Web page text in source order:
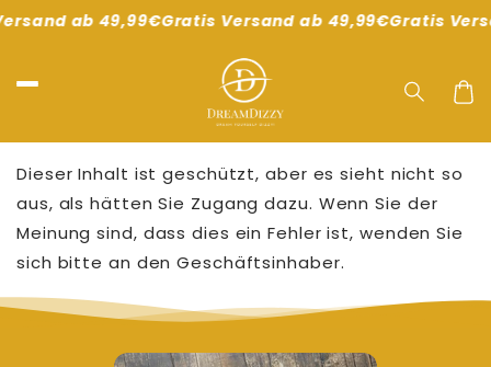
zumab 49,99€Gratis Versand ab 49,99€Gratis
Dieser Inhalt ist geschützt, aber es sieht nicht so
aus, als hätten Sie Zugang dazu. Wenn Sie der
Meinung sind, dass dies ein Fehler ist, wenden Sie
sich bitte an den Geschäftsinhaber.